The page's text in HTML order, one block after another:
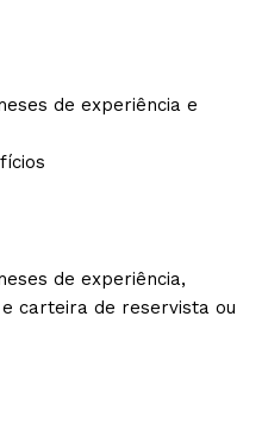
de experiência e
de experiência,
carteira de reservista ou